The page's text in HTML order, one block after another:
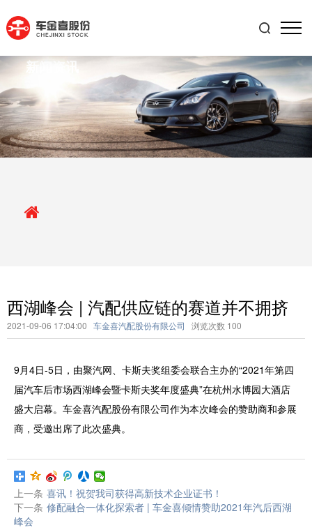

新闻资讯
西湖峰会 | 汽配供应链的赛道并不拥挤
2021-09-06 17:04:00 车金喜汽配股份有限公司 浏览次数 100
9月4日-5日，由聚汽网、卡斯夫奖组委会联合主办的“2021年第四
届汽车后市场西湖峰会暨卡斯夫奖年度盛典”在杭州水博园大酒店
盛大启幕。车金喜汽配股份有限公司作为本次峰会的赞助商和参展
商，受邀出席了此次盛典。
上一条 喜讯！祝贺我司获得高新技术企业证书！
下一条 修配融合一体化探索者 | 车金喜倾情赞助2021年汽后西湖
峰会